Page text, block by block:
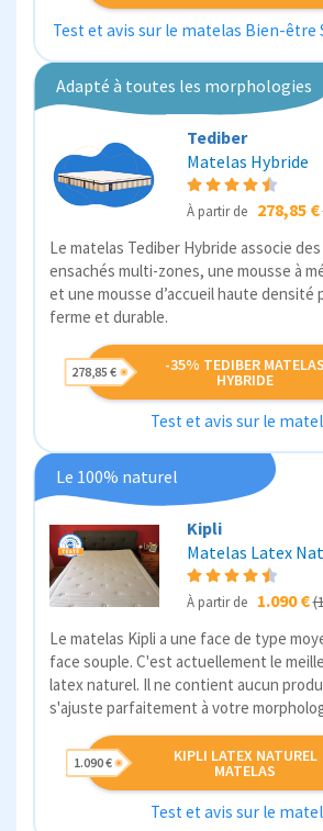
Test et avis sur le matelas Bien-être
Adapté à toutes les morphologies
Tediber
Matelas Hybride
À partir de 278,85 €
Le matelas Tediber Hybride associe
ensachés multi-zones, une mousse à
et une mousse d’accueil haute densité
ferme et durable.
-35% TEDIBER MATELAS
HYBRIDE
278,85 €
Test et avis sur le
Le 100% naturel
Kipli
Matelas Latex
À partir de 1.090 €
Le matelas Kipli a une face de type
face souple. C'est actuellement le
latex naturel. Il ne contient aucun
s'ajuste parfaitement à votre
KIPLI LATEX NATUREL
MATELAS
1.090 €
Test et avis sur le